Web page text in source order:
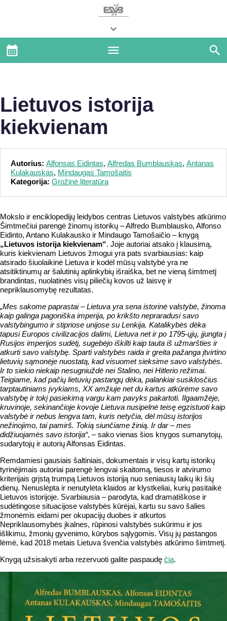
Lietuvos istorija
kiekvienam
Autorius: Alfonsas Eidintas, Alfredas Bumblauskas, Antanas
Kulakauskas, Mindaugas Tamošaitis
Kategorija: Grožinė literatūra
Mokslo ir enciklopedijų leidybos centras Lietuvos valstybės atkūrimo
Šimtmečiui parengė žinomų istorikų – Alfredo Bumblausko, Alfonso
Eidinto, Antano Kulakausko ir Mindaugo Tamošaičio – knygą
„Lietuvos istorija kiekvienam“. Joje autoriai atsako į klausimą,
kuris kiekvienam Lietuvos žmogui yra pats svarbiausias: kaip
atsirado šiuolaikinė Lietuva ir kodėl mūsų valstybė yra ne
atsitiktinumų ar šalutinių aplinkybių išraiška, bet ne vieną šimtmetį
brandintas, nuolatinės visų piliečių kovos už laisvę ir
nepriklausomybę rezultatas.
„Mes sakome paprastai – Lietuva yra sena istorinė valstybė, žinoma
kaip galinga pagoniška imperija, po krikšto nepraradusi savo
valstybingumo ir stipriose unijose su Lenkija. Katalikybės dėka
tapusi Europos civilizacijos dalimi, Lietuva net ir po 1795-ųjų, įjungta į
Rusijos imperijos sudėtį, sugebėjo iškilti kaip tauta iš užmaršties ir
atkurti savo valstybę. Sparti valstybės raida ir greita pažanga įtvirtino
lietuvių sąmonėje nuostatą, kad visuomet sieksime savo valstybės.
Ir to siekio niekaip nesugniuždė nei Stalino, nei Hitlerio režimai.
Teigiame, kad pačių lietuvių pastangų dėka, palankiai susiklosčius
tarptautiniams įvykiams, XX amžiuje net du kartus atkūrėme savo
valstybę ir tokį pasiekimą vargu kam pavyks pakartoti. Ilgaamžėje,
kruvinoje, sekinančioje kovoje Lietuva nusipelnė teisę egzistuoti kaip
valstybė ir nebus lengva tam, kuris netyčia, dėl mūsų istorijos
nežinojimo, tai pamirš. Tokią siunčiame žinią. Ir dar – mes
didžiuojamės savo istorija“, – sako vienas šios knygos sumanytojų,
sudarytojų ir autorių Alfonsas Eidintas.
Remdamiesi gausiais šaltiniais, dokumentais ir visų kartų istorikų
tyrinėjimais autoriai parengė lengvai skaitomą, tiesos ir atvirumo
kriterijais grįstą trumpą Lietuvos istoriją nuo seniausių laikų iki šių
dienų. Nenuslėpta ir nenutylėta klaidos ar klystkeliai, kurių pasitaikė
Lietuvos istorijoje. Svarbiausia – parodyta, kad dramatiškose ir
sudėtingose situacijose valstybės kūrėjai, kartu su savo šalies
žmonėmis eidami per okupacijų duobes ir atkurtos
Nepriklausomybės įkalnes, rūpinosi valstybės sukūrimu ir jos
išlikimu, žmonių gyvenimo, kūrybos sąlygomis. Visų jų pastangos
lėmė, kad 2018 metais Lietuva švenčia valstybės atkūrimo šimtmetį.
Knygą užsisakyti arba rezervuoti galite paspaudę čia.